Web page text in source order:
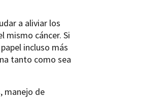
a aliviar los
mismo cáncer. Si
incluso más
tanto como sea
manejo de